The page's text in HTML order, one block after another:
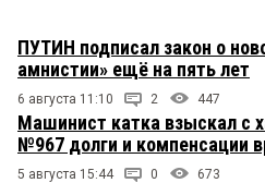
ПУТИН подписал закон о
амнистии» ещё на пять лет
6 августа 11:10 2 447
Машинист катка взыскал с
№967 долги и компенсации
5 августа 15:44 0 673